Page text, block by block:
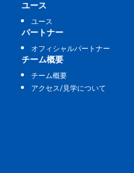
ユース
ユース
パートナー
オフィシャルパートナー
チーム概要
チーム概要
アクセス/見学について